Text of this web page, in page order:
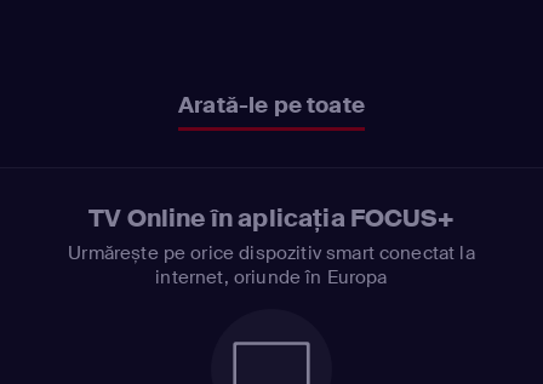
Arată-le pe toate
TV Online în aplicația FOCUS+
Urmărește pe orice dispozitiv smart conectat la
internet, oriunde în Europa